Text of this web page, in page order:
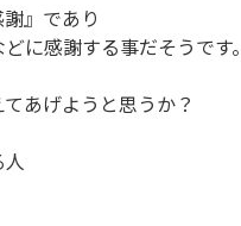
』であり
に感謝する事だそうです。
あげようと思うか？